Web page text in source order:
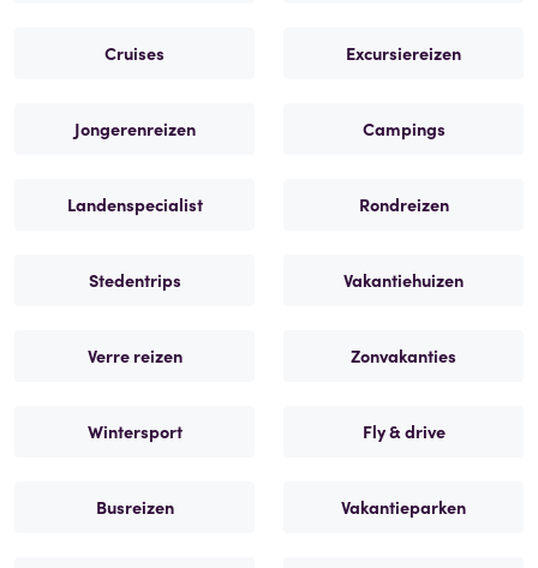
Cruises Excursiereizen
Jongerenreizen Campings
Landenspecialist Rondreizen
Stedentrips Vakantiehuizen
Verre reizen Zonvakanties
Wintersport Fly & drive
Busreizen Vakantieparken